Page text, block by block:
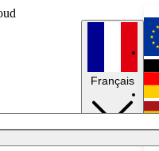
Français